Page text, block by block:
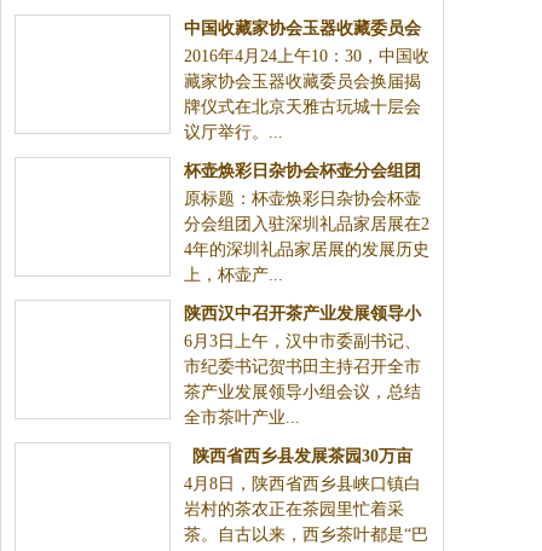
中国收藏家协会玉器收藏委员会
换届揭牌仪式在北京举行
2016年4月24上午10：30，中国收
藏家协会玉器收藏委员会换届揭
牌仪式在北京天雅古玩城十层会
议厅举行。...
杯壶焕彩日杂协会杯壶分会组团
入驻深圳礼品家居展
原标题：杯壶焕彩日杂协会杯壶
分会组团入驻深圳礼品家居展在2
4年的深圳礼品家居展的发展历史
上，杯壶产...
陕西汉中召开茶产业发展领导小
组会
6月3日上午，汉中市委副书记、
市纪委书记贺书田主持召开全市
茶产业发展领导小组会议，总结
全市茶叶产业...
陕西省西乡县发展茶园30万亩
种茶助增收
4月8日，陕西省西乡县峡口镇白
岩村的茶农正在茶园里忙着采
茶。自古以来，西乡茶叶都是“巴